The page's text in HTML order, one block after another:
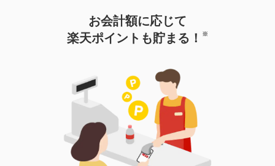
お会計額に応じて
楽天ポイントも貯まる！
※